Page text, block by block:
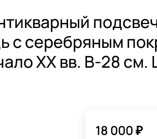
с серебряным
XX вв. В-28 см.
18 000 ₽